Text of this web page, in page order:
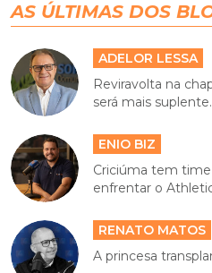
AS ÚLTIMAS DOS
ADELOR LESSA
Reviravolta na
será mais
ENIO BIZ
Criciúma tem
enfrentar o
RENATO MATOS
A princesa